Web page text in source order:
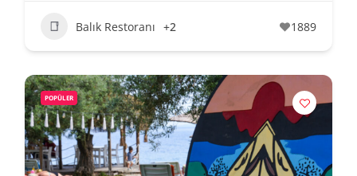
Balık Restoranı +2 1889
POPÜLER